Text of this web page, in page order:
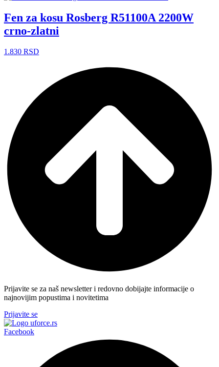
Fen za kosu Rosberg R51100A 2200W
crno-zlatni
1.830 RSD
Prijavite se za naš newsletter i redovno dobijajte informacije o
najnovijim popustima i novitetima
Prijavite se
Facebook